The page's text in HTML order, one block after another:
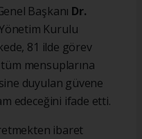
Başkanı Dr.
Kurulu
81 ilde görev
mensuplarına
duyulan güvene
edeceğini ifade etti.
ibaret